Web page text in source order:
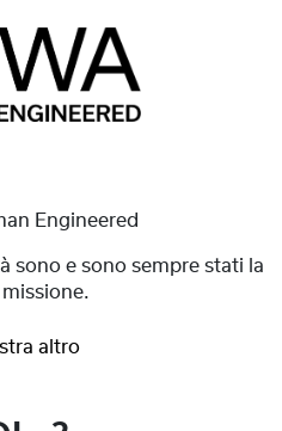
Engineered
sono e sono sempre stati la
altro